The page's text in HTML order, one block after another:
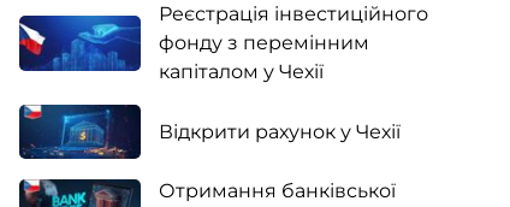
Реєстрація інвестиційного
фонду з перемінним
капіталом у Чехії
Відкрити рахунок у Чехії
Отримання банківської